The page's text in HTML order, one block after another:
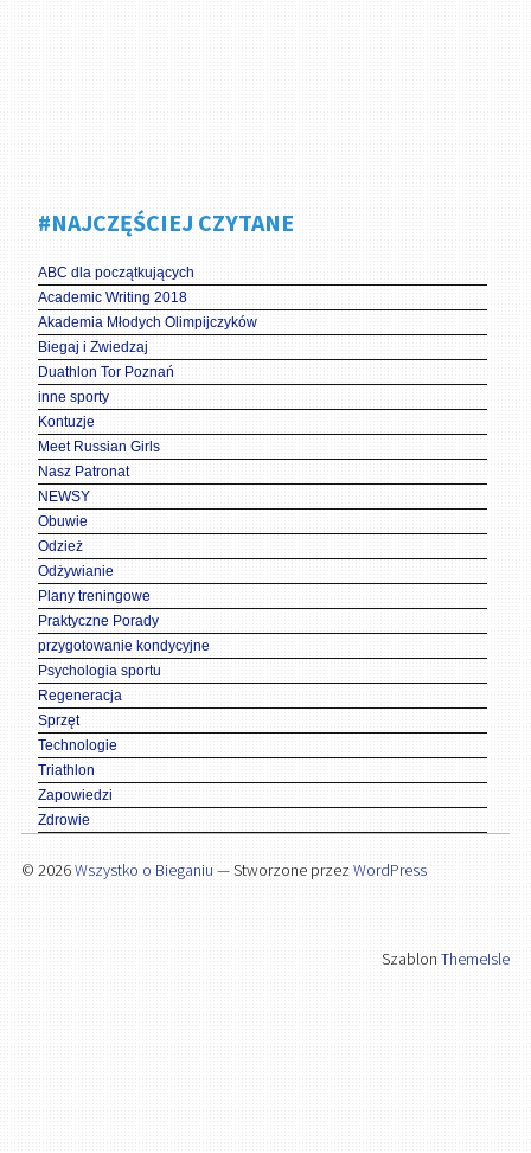
#NAJCZĘŚCIEJ CZYTANE
ABC dla początkujących
Academic Writing 2018
Akademia Młodych Olimpijczyków
Biegaj i Zwiedzaj
Duathlon Tor Poznań
inne sporty
Kontuzje
Meet Russian Girls
Nasz Patronat
NEWSY
Obuwie
Odzież
Odżywianie
Plany treningowe
Praktyczne Porady
przygotowanie kondycyjne
Psychologia sportu
Regeneracja
Sprzęt
Technologie
Triathlon
Zapowiedzi
Zdrowie
© 2026Wszystko o Bieganiu — Stworzone przez WordPress
SzablonThemeIsle